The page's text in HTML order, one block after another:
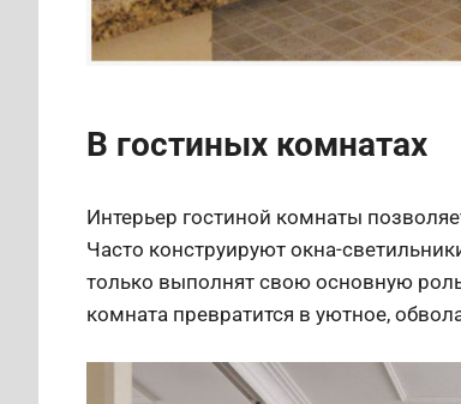
В гостиных комнатах
Интерьер гостиной комнаты
Часто конструируют окна-
только выполнят свою основную
комната превратится в уютное,